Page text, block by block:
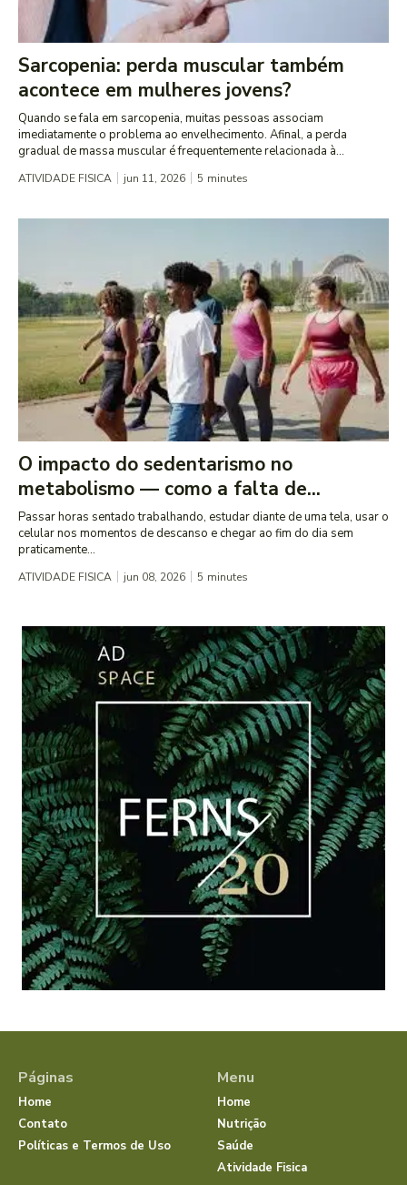
Sarcopenia: perda muscular também
acontece em mulheres jovens?
Quando se fala em sarcopenia, muitas pessoas associam
imediatamente o problema ao envelhecimento. Afinal, a perda
gradual de massa muscular é frequentemente relacionada à...
ATIVIDADE FISICA jun 11, 2026 5 minutes
O impacto do sedentarismo no
metabolismo — como a falta de...
Passar horas sentado trabalhando, estudar diante de uma tela, usar o
celular nos momentos de descanso e chegar ao fim do dia sem
praticamente...
ATIVIDADE FISICA jun 08, 2026 5 minutes
Páginas
Home
Contato
Políticas e Termos de Uso
Menu
Home
Nutrição
Saúde
Atividade Fisica